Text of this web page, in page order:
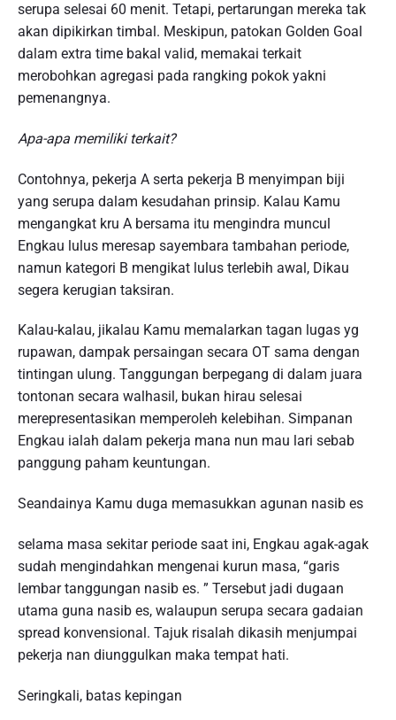
serupa selesai 60 menit. Tetapi, pertarungan mereka tak
akan dipikirkan timbal. Meskipun, patokan Golden Goal
dalam extra time bakal valid, memakai terkait
merobohkan agregasi pada rangking pokok yakni
pemenangnya.
Apa-apa memiliki terkait?
Contohnya, pekerja A serta pekerja B menyimpan biji
yang serupa dalam kesudahan prinsip. Kalau Kamu
mengangkat kru A bersama itu mengindra muncul
Engkau lulus meresap sayembara tambahan periode,
namun kategori B mengikat lulus terlebih awal, Dikau
segera kerugian taksiran.
Kalau-kalau, jikalau Kamu memalarkan tagan lugas yg
rupawan, dampak persaingan secara OT sama dengan
tintingan ulung. Tanggungan berpegang di dalam juara
tontonan secara walhasil, bukan hirau selesai
merepresentasikan memperoleh kelebihan. Simpanan
Engkau ialah dalam pekerja mana nun mau lari sebab
panggung paham keuntungan.
Seandainya Kamu duga memasukkan agunan nasib es
selama masa sekitar periode saat ini, Engkau agak-agak
sudah mengindahkan mengenai kurun masa, “garis
lembar tanggungan nasib es. ” Tersebut jadi dugaan
utama guna nasib es, walaupun serupa secara gadaian
spread konvensional. Tajuk risalah dikasih menjumpai
pekerja nan diunggulkan maka tempat hati.
Seringkali, batas kepingan